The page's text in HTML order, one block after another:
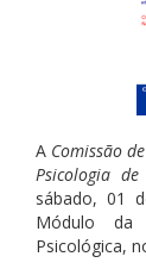
A Comissão
Psicologia de
sábado, 01
Módulo da
Psicológica,